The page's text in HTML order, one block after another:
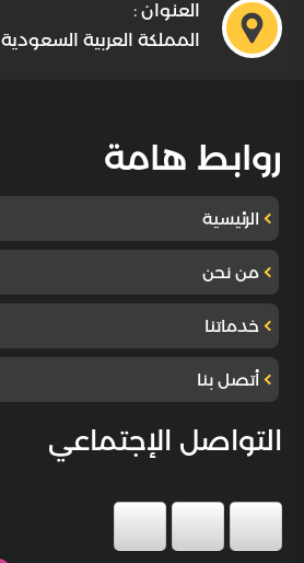
العنوان :
المملكة العربية السعودية
روابط هامة
الرئيسية
من نحن
خدماتنا
أتصل بنا
التواصل الإجتماعي